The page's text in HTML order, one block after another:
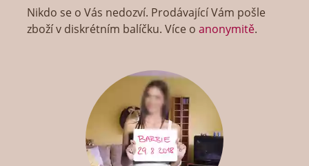
Nikdo se o Vás nedozví. Prodávající Vám pošle
zboží v diskrétním balíčku. Více oanonymitě.